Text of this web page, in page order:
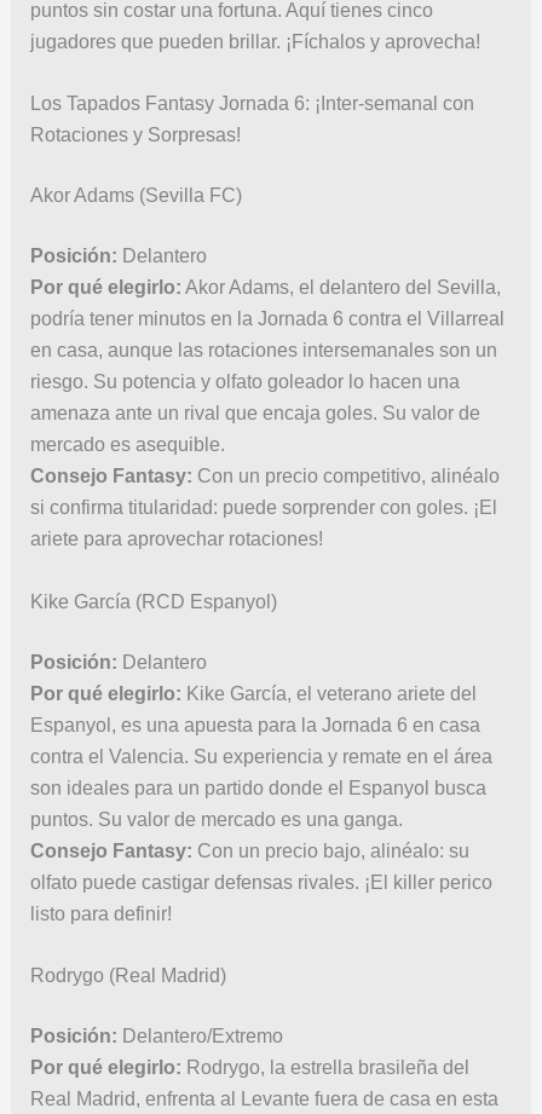
puntos sin costar una fortuna. Aquí tienes cinco
jugadores que pueden brillar. ¡Fíchalos y aprovecha!
Los Tapados Fantasy Jornada 6: ¡Inter-semanal con
Rotaciones y Sorpresas!
Akor Adams (Sevilla FC)
Posición: Delantero
Por qué elegirlo: Akor Adams, el delantero del Sevilla,
podría tener minutos en la Jornada 6 contra el Villarreal
en casa, aunque las rotaciones intersemanales son un
riesgo. Su potencia y olfato goleador lo hacen una
amenaza ante un rival que encaja goles. Su valor de
mercado es asequible.
Consejo Fantasy: Con un precio competitivo, alinéalo
si confirma titularidad: puede sorprender con goles. ¡El
ariete para aprovechar rotaciones!
Kike García (RCD Espanyol)
Posición: Delantero
Por qué elegirlo: Kike García, el veterano ariete del
Espanyol, es una apuesta para la Jornada 6 en casa
contra el Valencia. Su experiencia y remate en el área
son ideales para un partido donde el Espanyol busca
puntos. Su valor de mercado es una ganga.
Consejo Fantasy: Con un precio bajo, alinéalo: su
olfato puede castigar defensas rivales. ¡El killer perico
listo para definir!
Rodrygo (Real Madrid)
Posición: Delantero/Extremo
Por qué elegirlo: Rodrygo, la estrella brasileña del
Real Madrid, enfrenta al Levante fuera de casa en esta